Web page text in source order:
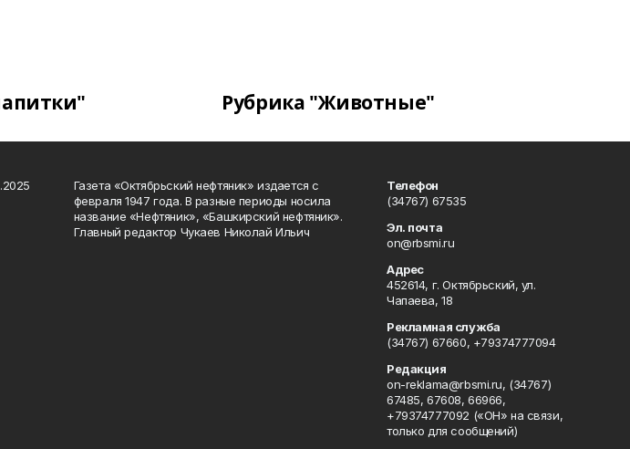
Рубрика "Животные"
Газета «Октябрьский нефтяник» издается с
февраля 1947 года. В разные периоды носила
название «Нефтяник», «Башкирский нефтяник».
Главный редактор Чукаев Николай Ильич
Телефон
(34767) 67535
Эл. почта
on@rbsmi.ru
Адрес
452614, г. Октябрьский, ул.
Чапаева, 18
Рекламная служба
(34767) 67660, +79374777094
Редакция
on-reklama@rbsmi.ru, (34767)
67485, 67608, 66966,
+79374777092 («ОН» на связи,
только для сообщений)